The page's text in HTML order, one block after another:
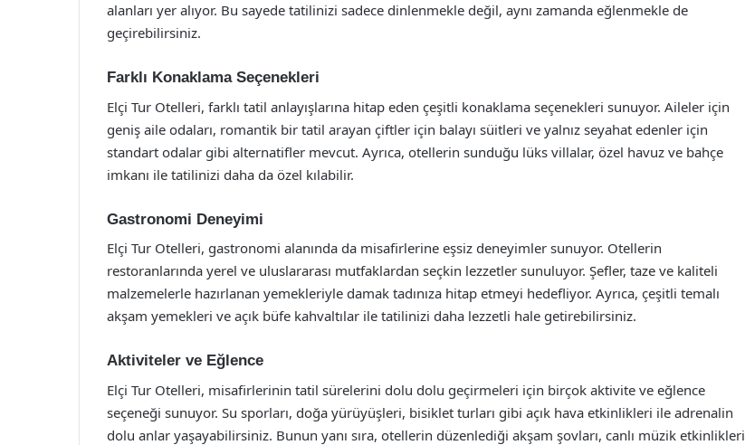
alanları yer alıyor. Bu sayede tatilinizi sadece dinlenmekle değil, aynı zamanda eğlenmekle de
geçirebilirsiniz.
Farklı Konaklama Seçenekleri
Elçi Tur Otelleri, farklı tatil anlayışlarına hitap eden çeşitli konaklama seçenekleri sunuyor. Aileler için
geniş aile odaları, romantik bir tatil arayan çiftler için balayı süitleri ve yalnız seyahat edenler için
standart odalar gibi alternatifler mevcut. Ayrıca, otellerin sunduğu lüks villalar, özel havuz ve bahçe
imkanı ile tatilinizi daha da özel kılabilir.
Gastronomi Deneyimi
Elçi Tur Otelleri, gastronomi alanında da misafirlerine eşsiz deneyimler sunuyor. Otellerin
restoranlarında yerel ve uluslararası mutfaklardan seçkin lezzetler sunuluyor. Şefler, taze ve kaliteli
malzemelerle hazırlanan yemekleriyle damak tadınıza hitap etmeyi hedefliyor. Ayrıca, çeşitli temalı
akşam yemekleri ve açık büfe kahvaltılar ile tatilinizi daha lezzetli hale getirebilirsiniz.
Aktiviteler ve Eğlence
Elçi Tur Otelleri, misafirlerinin tatil sürelerini dolu dolu geçirmeleri için birçok aktivite ve eğlence
seçeneği sunuyor. Su sporları, doğa yürüyüşleri, bisiklet turları gibi açık hava etkinlikleri ile adrenalin
dolu anlar yaşayabilirsiniz. Bunun yanı sıra, otellerin düzenlediği akşam şovları, canlı müzik etkinlikleri